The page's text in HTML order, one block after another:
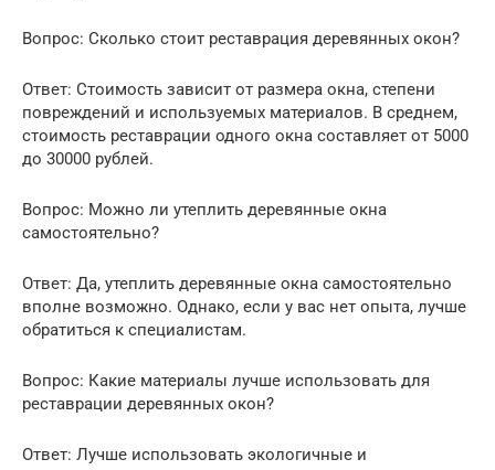
Вопрос: Сколько стоит реставрация деревянных окон?
Ответ: Стоимость зависит от размера окна, степени
повреждений и используемых материалов. В среднем,
стоимость реставрации одного окна составляет от 5000
до 30000 рублей.
Вопрос: Можно ли утеплить деревянные окна
самостоятельно?
Ответ: Да, утеплить деревянные окна самостоятельно
вполне возможно. Однако, если у вас нет опыта, лучше
обратиться к специалистам.
Вопрос: Какие материалы лучше использовать для
реставрации деревянных окон?
Ответ: Лучше использовать экологичные и